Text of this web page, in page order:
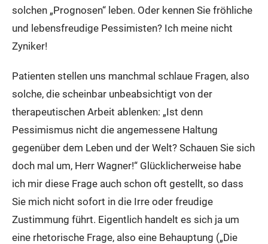
solchen „Prognosen“ leben. Oder kennen Sie fröhliche
und lebensfreudige Pessimisten? Ich meine nicht
Zyniker!
Patienten stellen uns manchmal schlaue Fragen, also
solche, die scheinbar unbeabsichtigt von der
therapeutischen Arbeit ablenken: „Ist denn
Pessimismus nicht die angemessene Haltung
gegenüber dem Leben und der Welt? Schauen Sie sich
doch mal um, Herr Wagner!“ Glücklicherweise habe
ich mir diese Frage auch schon oft gestellt, so dass
Sie mich nicht sofort in die Irre oder freudige
Zustimmung führt. Eigentlich handelt es sich ja um
eine rhetorische Frage, also eine Behauptung („Die